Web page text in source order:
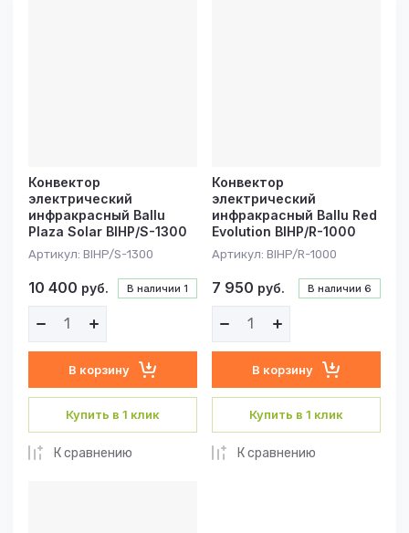
Конвектор
электрический
инфракрасный Ballu
Plaza Solar BIHP/S-1300
Артикул: BIHP/S-1300
В наличии 1
10 400 руб.
В корзину
Купить в 1 клик
К сравнению
Конвектор
электрический
инфракрасный Ballu Red
Evolution BIHP/R-1000
Артикул: BIHP/R-1000
В наличии 6
7 950 руб.
В корзину
Купить в 1 клик
К сравнению